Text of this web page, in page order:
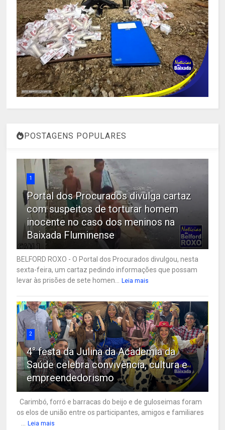
POSTAGENS POPULARES
1
Portal dos Procurados divulga cartaz
com suspeitos de torturar homem
inocente no caso dos meninos na
Baixada Fluminense
BELFORD ROXO - O Portal dos Procurados divulgou, nesta
sexta-feira, um cartaz pedindo informações que possam
levar às prisões de sete homen...
Leia mais
2
4° festa da Julina da Academia da
Saúde celebra convivência, cultura e
empreendedorismo
Carimbó, forró e barracas do beijo e de guloseimas foram
os elos de união entre os participantes, amigos e familiares
Leia mais